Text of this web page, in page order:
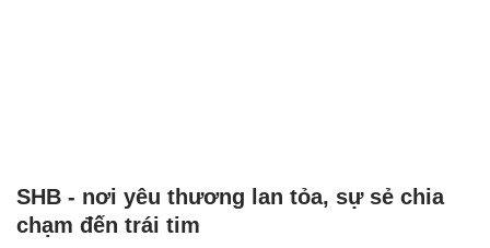
SHB - nơi yêu thương lan tỏa, sự sẻ chia
chạm đến trái tim